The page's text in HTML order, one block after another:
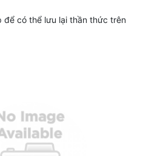
để có thể lưu lại thần thức trên